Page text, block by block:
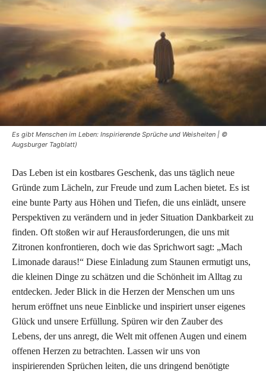
Es gibt Menschen im Leben: Inspirierende Sprüche und Weisheiten | ©
Augsburger Tagblatt)
Das Leben ist ein kostbares Geschenk, das uns täglich neue
Gründe zum Lächeln, zur Freude und zum Lachen bietet. Es ist
eine bunte Party aus Höhen und Tiefen, die uns einlädt, unsere
Perspektiven zu verändern und in jeder Situation Dankbarkeit zu
finden. Oft stoßen wir auf Herausforderungen, die uns mit
Zitronen konfrontieren, doch wie das Sprichwort sagt: „Mach
Limonade daraus!“ Diese Einladung zum Staunen ermutigt uns,
die kleinen Dinge zu schätzen und die Schönheit im Alltag zu
entdecken. Jeder Blick in die Herzen der Menschen um uns
herum eröffnet uns neue Einblicke und inspiriert unser eigenes
Glück und unsere Erfüllung. Spüren wir den Zauber des
Lebens, der uns anregt, die Welt mit offenen Augen und einem
offenen Herzen zu betrachten. Lassen wir uns von
inspirierenden Sprüchen leiten, die uns dringend benötigte